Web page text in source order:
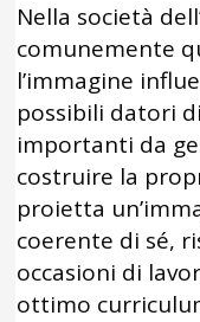
Nella società
comunemente
l’immagine
possibili datori
importanti da
costruire la
proietta
coerente di sé,
occasioni di
ottimo